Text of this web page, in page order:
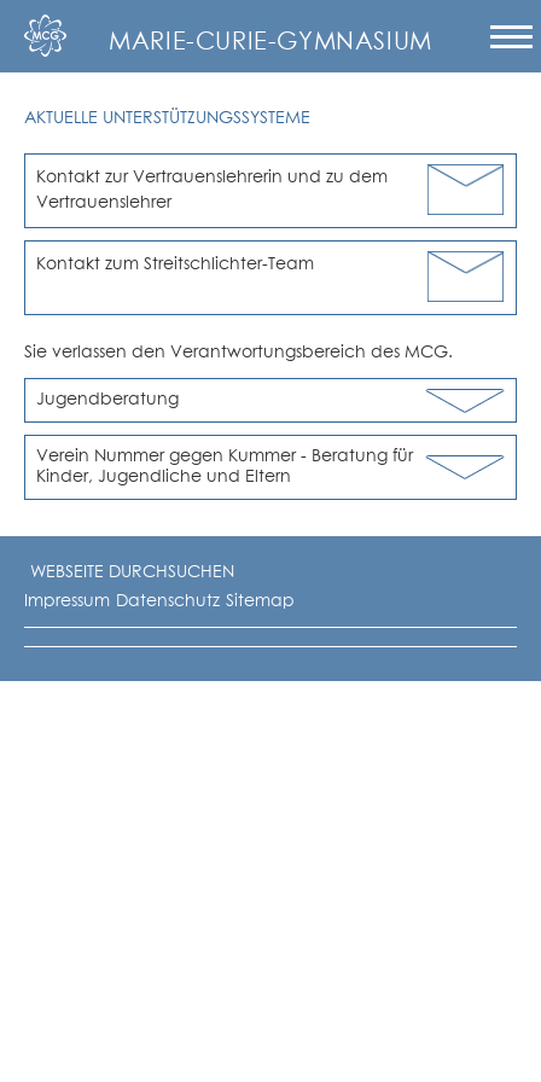
MARIE-CURIE-GYMNASIUM
AKTUELLE UNTERSTÜTZUNGSSYSTEME
Kontakt zur Vertrauenslehrerin und zu dem
Vertrauenslehrer
Kontakt zum Streitschlichter-Team
Sie verlassen den Verantwortungsbereich des MCG.
Jugendberatung
Verein Nummer gegen Kummer - Beratung für
Kinder, Jugendliche und Eltern
Impressum Datenschutz Sitemap